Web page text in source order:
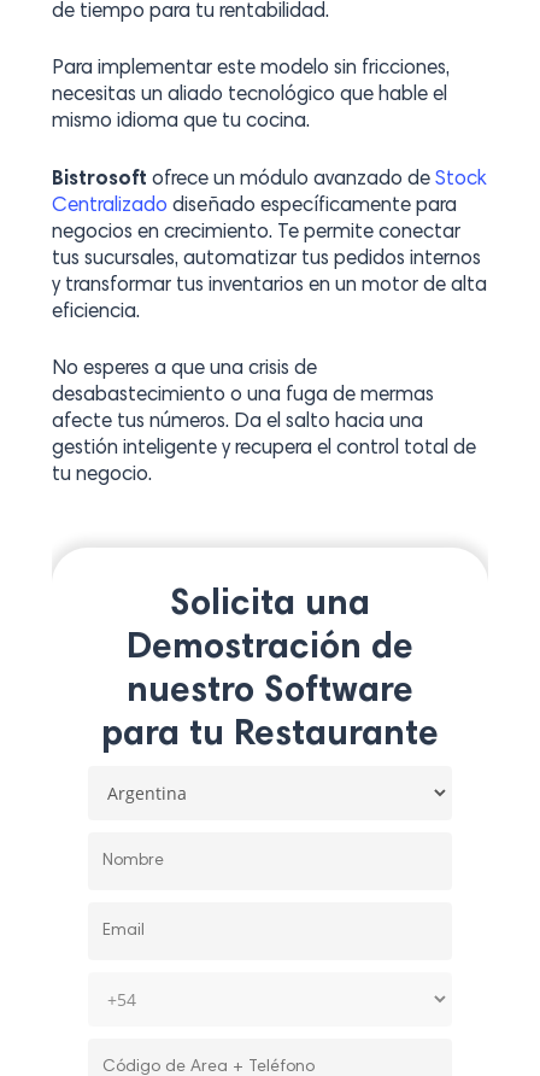
de tiempo para tu rentabilidad.
Para implementar este modelo sin fricciones,
necesitas un aliado tecnológico que hable el
mismo idioma que tu cocina.
Bistrosoft ofrece un módulo avanzado de Stock
Centralizado diseñado específicamente para
negocios en crecimiento. Te permite conectar
tus sucursales, automatizar tus pedidos internos
y transformar tus inventarios en un motor de alta
eficiencia.
No esperes a que una crisis de
desabastecimiento o una fuga de mermas
afecte tus números. Da el salto hacia una
gestión inteligente y recupera el control total de
tu negocio.
Solicita una
Demostración de
nuestro Software
para tu Restaurante